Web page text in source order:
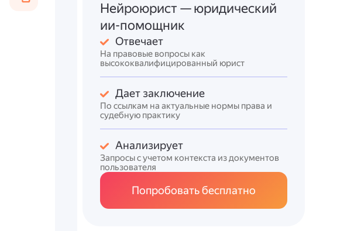
Нейроюрист — юридический
ии-помощник
Отвечает
На правовые вопросы как
высококвалифицированный юрист
Дает заключение
По ссылкам на актуальные нормы права и
судебную практику
Анализирует
Запросы с учетом контекста из документов
пользователя
Попробовать бесплатно